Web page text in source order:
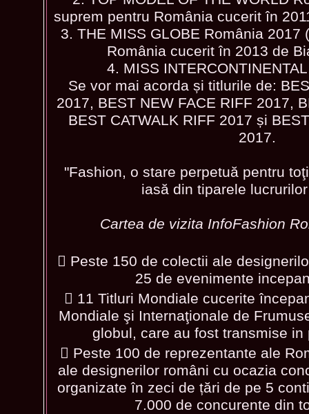
suprem pentru România cucerit în
3. THE MISS GLOBE România 2017
România cucerit în 2013 de
4. MISS
Se vor mai acorda și titlurile de:
2017, BEST NEW FACE RIFF 2017,
BEST CATWALK RIFF 2017 și
2017.
"Fashion, o stare perpetuă pentru
iasă din tiparele
Cartea de vizita InfoFashion
 Peste 150 de colectii ale
25 de evenimente
 11 Titluri Mondiale cucerite
Mondiale şi Internaţionale de
globul, care au fost transmise in
 Peste 100 de reprezentante ale
ale designerilor români cu ocazia
organizate în zeci de țări de pe 5
7.000 de concurente din